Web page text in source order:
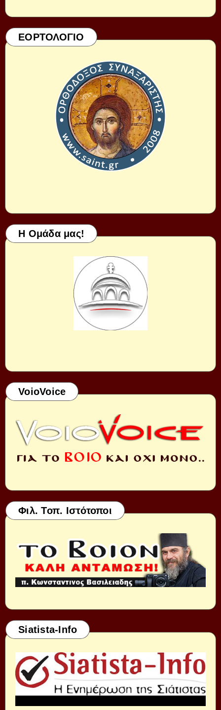
ΕΟΡΤΟΛΟΓΙΟ
Η Ομάδα μας!
VoioVoice
Φιλ. Τοπ. Ιστότοποι
Siatista-Info